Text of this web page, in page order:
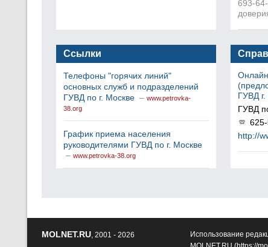
693-
Ссылки
Телефоны "горячих линий"
основных служб и подразделений
ГУВД по г. Москве – www.petrovka-
38.org
График приема населения
руководителями ГУВД по г. Москве
– www.petrovka-38.org
ГУВД
ГУВД
http://
Использование
MOLNET.RU, 2001 - 2026